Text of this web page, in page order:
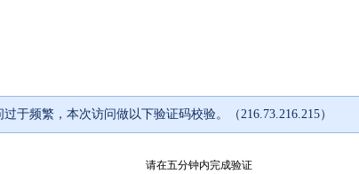
过于频繁，本次访问做以下验证码校验。（216.73.216.215）
请在五分钟内完成验证